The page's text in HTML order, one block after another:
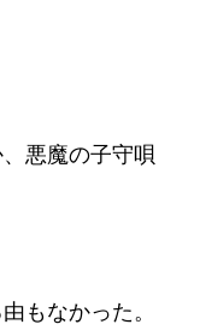
悪魔の子守唄
もなかった。